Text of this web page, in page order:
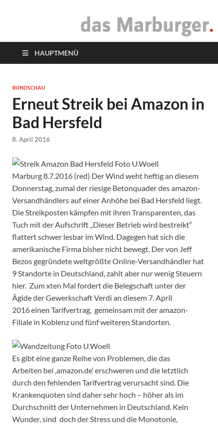
das Marburger.
HAUPTMENÜ
RUNDSCHAU
Erneut Streik bei Amazon in
Bad Hersfeld
8. April 2016
Marburg 8.7.2016 (red) Der Wind weht heftig an diesem
Donnerstag, zumal der riesige Betonquader des amazon-
Versandhändlers auf einer Anhöhe bei Bad Hersfeld liegt.
Die Streikposten kämpfen mit ihren Transparenten, das
Tuch mit der Aufschrift „Dieser Betrieb wird bestreikt“
flattert schwer lesbar im Wind. Dagegen hat sich die
amerikanische Firma bisher nicht bewegt. Der von Jeff
Bezos gegründete weltgrößte Online-Versandhändler hat
9 Standorte in Deutschland, zahlt aber nur wenig Steuern
hier. Zum xten Mal fordert die Belegschaft unter der
Ägide der Gewerkschaft Verdi an diesem 7. April
2016 einen Tarifvertrag, gemeinsam mit der amazon-
Filiale in Koblenz und fünf weiteren Standorten.
Es gibt eine ganze Reihe von Problemen, die das
Arbeiten bei ‚amazon.de‘ erschweren und die letztlich
durch den fehlenden Tarifvertrag verursacht sind. Die
Krankenquoten sind daher sehr hoch – höher als im
Durchschnitt der Unternehmen in Deutschland. Kein
Wunder, sind doch der Stress und die Monotonie,